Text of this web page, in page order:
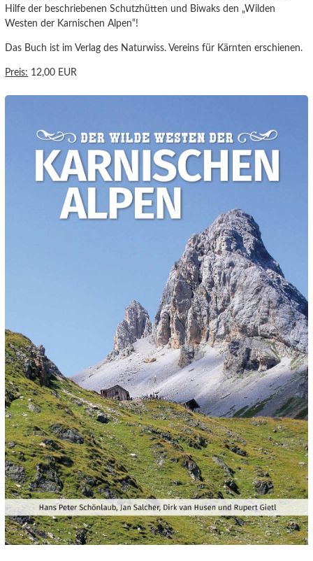
Hilfe der beschriebenen Schutzhütten und Biwaks den „Wilden
Westen der Karnischen Alpen“!
Das Buch ist im Verlag des Naturwiss. Vereins für Kärnten erschienen.
Preis: 12,00 EUR